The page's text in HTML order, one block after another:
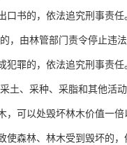
书的，依法追究刑事责任
由林管部门责令停止违法
罪的，依法追究刑事责任
、采种、采脂和其他活动
可以处毁坏林木价值一倍
森林、林木受到毁坏的，